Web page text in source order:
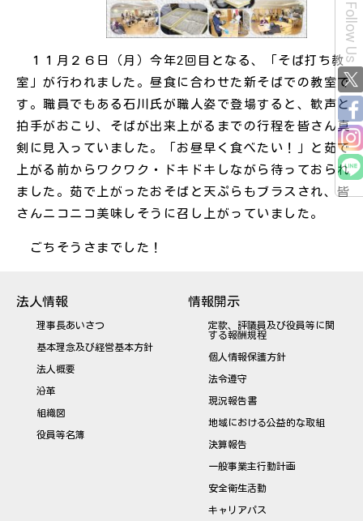
１１月２６日（月）今年2回目となる、「そば打ち教
室」が行われました。昼食に合わせた新そばでの教室で
す。職員でもある石川氏が職人姿で登場すると、歓声と
拍手がおこり、そばが出来上がるまでの行程を皆さん真
剣に見入っていました。「お昼早く食べたい！」と茹で
上がる前からワクワク・ドキドキしながら待っておられ
ました。茹で上がったおそばと天ぷらもブラスされ、皆
さんニコニコ美味しそうに召し上がっていました。
ごちそうさまでした！
法人情報
理事長あいさつ
基本理念及び経営基本方針
法人概要
沿革
組織図
役員等名簿
情報開示
定款、評議員及び役員等に関
する報酬規程
個人情報保護方針
法令遵守
現況報告書
地域における公益的な取組
決算報告
一般事業主行動計画
安全衛生活動
キャリアパス
Follow Us